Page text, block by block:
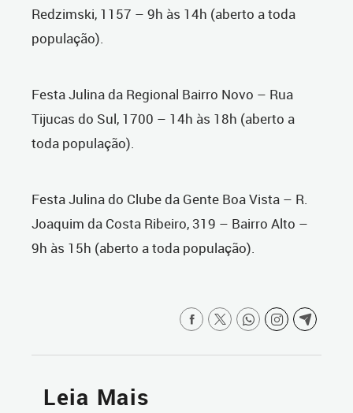
Redzimski, 1157 – 9h às 14h (aberto a toda
população).
Festa Julina da Regional Bairro Novo – Rua
Tijucas do Sul, 1700 – 14h às 18h (aberto a
toda população).
Festa Julina do Clube da Gente Boa Vista – R.
Joaquim da Costa Ribeiro, 319 – Bairro Alto –
9h às 15h (aberto a toda população).
Leia Mais